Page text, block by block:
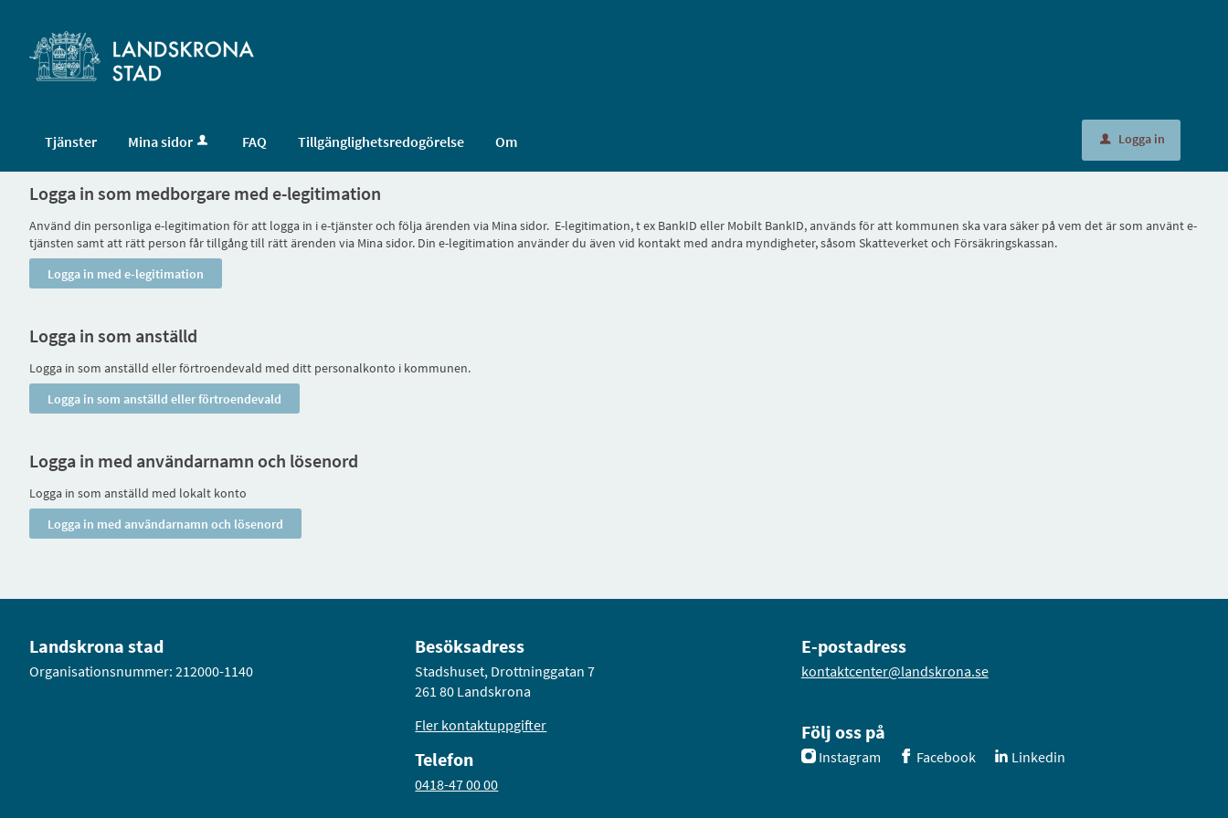
Tjänster Mina sidor FAQ Tillgänglighetsredogörelse Om u Logga in
Logga in som medborgare med e-legitimation
Använd din personliga e-legitimation för att logga in i e-tjänster och följa ärenden via Mina sidor. E-legitimation, t ex BankID eller Mobilt BankID, används för att kommunen ska vara säker på vem det är som använt e-
tjänsten samt att rätt person får tillgång till rätt ärenden via Mina sidor. Din e-legitimation använder du även vid kontakt med andra myndigheter, såsom Skatteverket och Försäkringskassan.
Logga in som anställd
Logga in som anställd eller förtroendevald med ditt personalkonto i kommunen.
Logga in med användarnamn och lösenord
Logga in som anställd med lokalt konto
Landskrona stad
Organisationsnummer: 212000-1140
Besöksadress
Stadshuset, Drottninggatan 7
261 80 Landskrona
Fler kontaktuppgifter
Telefon
0418-47 00 00
E-postadress
kontaktcenter@landskrona.se
Följ oss på
Instagram Facebook Linkedin